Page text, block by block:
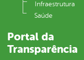
Infraestrutura
Saúde
Portal da
Transparência